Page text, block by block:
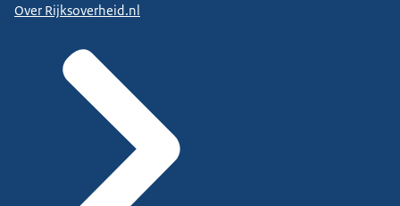
Over Rijksoverheid.nl